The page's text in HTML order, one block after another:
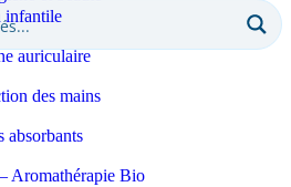
infantile
auriculaire
des mains
absorbants
Aromathérapie Bio